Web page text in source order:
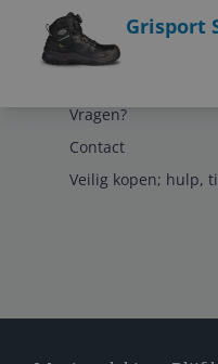
Grisport
Vragen?
Contact
Veilig kopen; hulp,